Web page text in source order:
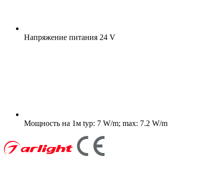
Напряжение питания 24 V
Мощность на 1м typ: 7 W/m; max: 7.2 W/m